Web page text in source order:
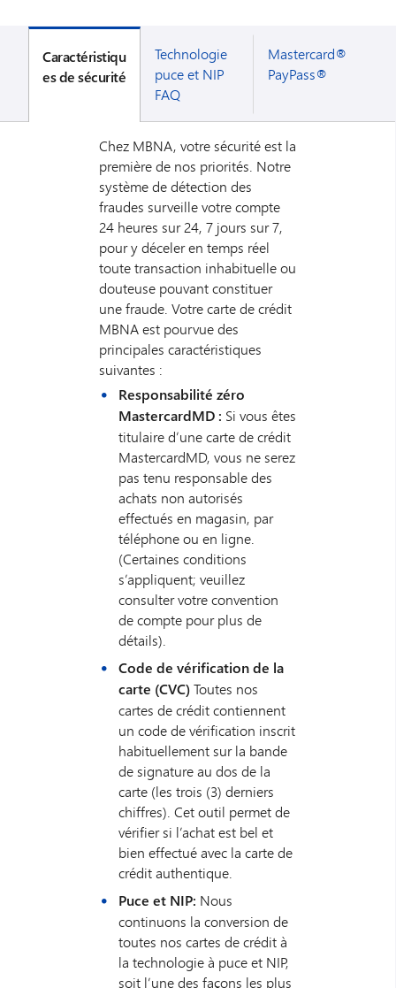
Caractéristiqu
es de sécurité
Technologie
puce et NIP
FAQ
Mastercard®
PayPass®
Chez MBNA, votre sécurité est la
première de nos priorités. Notre
système de détection des
fraudes surveille votre compte
24 heures sur 24, 7 jours sur 7,
pour y déceler en temps réel
toute transaction inhabituelle ou
douteuse pouvant constituer
une fraude. Votre carte de crédit
MBNA est pourvue des
principales caractéristiques
suivantes :
Responsabilité zéro
MastercardMD : Si vous êtes
titulaire d’une carte de crédit
MastercardMD, vous ne serez
pas tenu responsable des
achats non autorisés
effectués en magasin, par
téléphone ou en ligne.
(Certaines conditions
s’appliquent; veuillez
consulter votre convention
de compte pour plus de
détails).
Code de vérification de la
carte (CVC)Toutes nos
cartes de crédit contiennent
un code de vérification inscrit
habituellement sur la bande
de signature au dos de la
carte (les trois (3) derniers
chiffres). Cet outil permet de
vérifier si l’achat est bel et
bien effectué avec la carte de
crédit authentique.
Puce et NIP: Nous
continuons la conversion de
toutes nos cartes de crédit à
la technologie à puce et NIP,
soit l’une des façons les plus